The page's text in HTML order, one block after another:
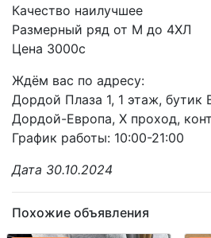
Качество наилучшее
Размерный ряд от М до 4ХЛ
Цена 3000с
Ждём вас по адресу:
Дордой Плаза 1, 1 этаж, бутик
Дордой-Европа, X проход,
График работы: 10:00-21:00
Дата 30.10.2024
Похожие объявления